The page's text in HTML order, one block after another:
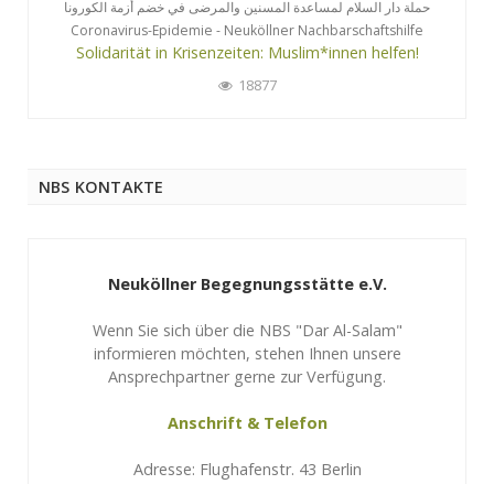
حملة دار السلام لمساعدة المسنين والمرضى في خضم أزمة الكورونا
Coronavirus-Epidemie - Neuköllner Nachbarschaftshilfe
Solidarität in Krisenzeiten: Muslim*innen helfen!
18877
NBS KONTAKTE
Neuköllner Begegnungsstätte e.V.
Wenn Sie sich über die NBS "Dar Al-Salam"
informieren möchten, stehen Ihnen unsere
Ansprechpartner gerne zur Verfügung.
Anschrift & Telefon
Adresse: Flughafenstr. 43 Berlin